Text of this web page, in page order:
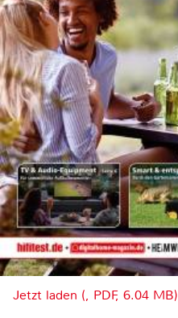
Jetzt laden (, PDF, 6.04 MB)